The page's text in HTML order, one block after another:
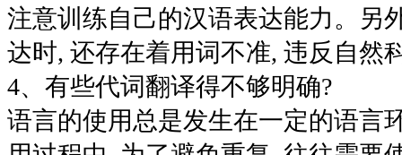
注意训练自己的汉语表达能力。另
达时, 还存在着用词不准, 违反自然
4、有些代词翻译得不够明确?
语言的使用总是发生在一定的语言